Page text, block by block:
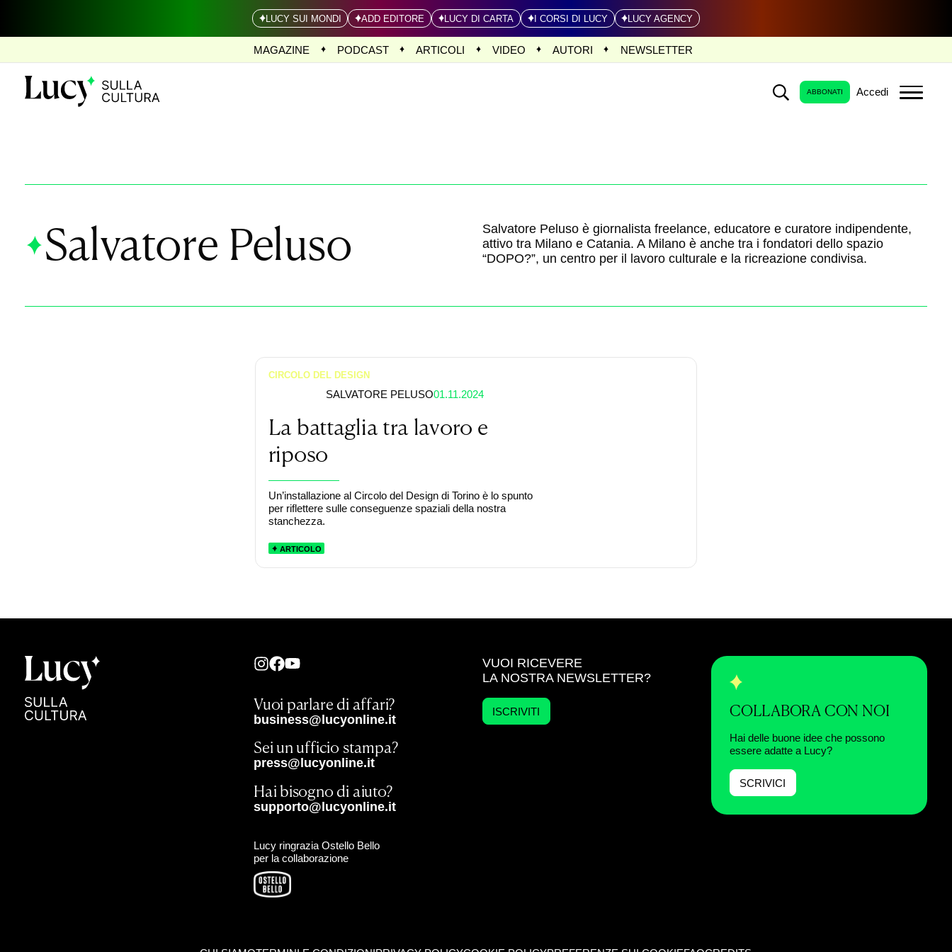
LUCY SUI MONDI ADD EDITORE LUCY DI CARTA I CORSI DI LUCY LUCY AGENCY
MAGAZINE PODCAST ARTICOLI VIDEO AUTORI NEWSLETTER
ABBONATI Accedi
Salvatore Peluso
Salvatore Peluso è giornalista freelance, educatore e curatore indipendente,
attivo tra Milano e Catania. A Milano è anche tra i fondatori dello spazio
“DOPO?”, un centro per il lavoro culturale e la ricreazione condivisa.
CIRCOLO DEL DESIGN
SALVATORE PELUSO01.11.2024
La battaglia tra lavoro e
riposo
Un’installazione al Circolo del Design di Torino è lo spunto
per riflettere sulle conseguenze spaziali della nostra
stanchezza.
ARTICOLO
Vuoi parlare di affari?
business@lucyonline.it
Sei un ufficio stampa?
press@lucyonline.it
Hai bisogno di aiuto?
supporto@lucyonline.it
Lucy ringrazia Ostello Bello
per la collaborazione
VUOI RICEVERE
LA NOSTRA NEWSLETTER?
ISCRIVITI COLLABORA CON NOI
Hai delle buone idee che possono
essere adatte a Lucy?
SCRIVICI